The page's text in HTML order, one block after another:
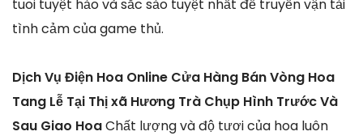
tuoi tuyệt hảo và sắc sảo tuyệt nhất để truyền vận tải
tình cảm của game thủ.
Dịch Vụ Điện Hoa Online Cửa Hàng Bán Vòng Hoa
Tang Lễ Tại Thị xã Hương Trà Chụp Hình Trước Và
Sau Giao HoaChất lượng và độ tươi của hoa luôn